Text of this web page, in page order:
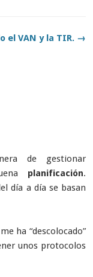
el VAN y la TIR. →
de gestionar
planificación.
día a día se basan
ha “descolocado”
unos protocolos